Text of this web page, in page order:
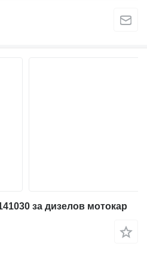
за дизелов мотокар